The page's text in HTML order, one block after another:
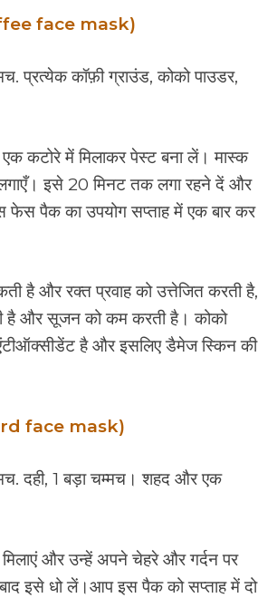
face mask)
प्रत्येक कॉफ़ी ग्राउंड, कोको पाउडर,
एक कटोरे में मिलाकर पेस्ट बना लें। मास्क
इसे 20 मिनट तक लगा रहने दें और
पैक का उपयोग सप्ताह में एक बार कर
है और रक्त प्रवाह को उत्तेजित करती है,
है और सूजन को कम करती है। कोको
है और इसलिए डैमेज स्किन की
face mask)
दही, 1 बड़ा चम्मच। शहद और एक
मिलाएं और उन्हें अपने चेहरे और गर्दन पर
इसे धो लें।आप इस पैक को सप्ताह में दो